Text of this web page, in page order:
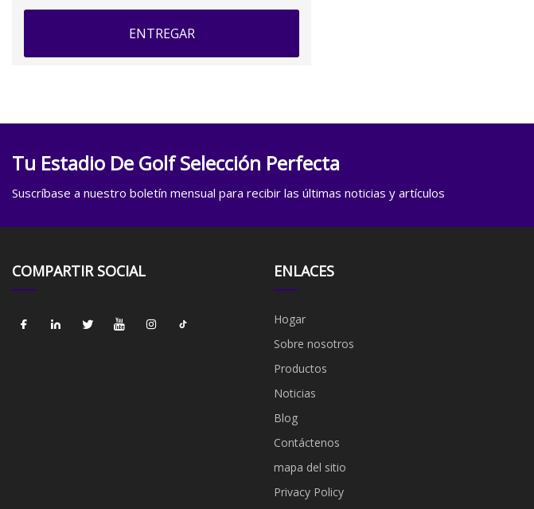
ENTREGAR
Tu Estadio De Golf Selección Perfecta
Suscríbase a nuestro boletín mensual para recibir las últimas noticias y artículos
COMPARTIR SOCIAL ENLACES
Hogar
Sobre nosotros
Productos
Noticias
Blog
Contáctenos
mapa del sitio
Privacy Policy